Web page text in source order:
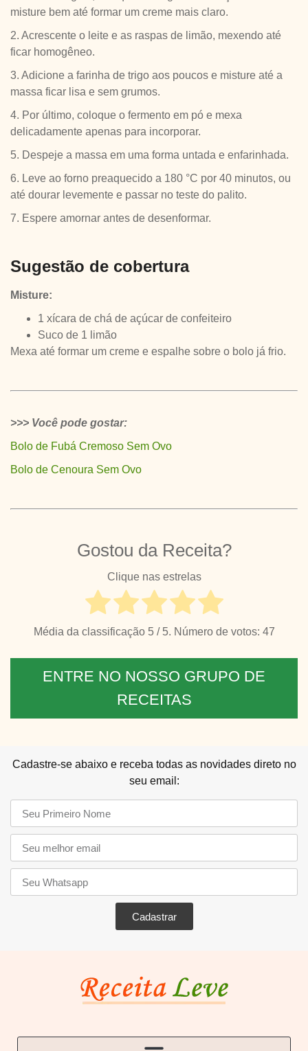
misture bem até formar um creme mais claro.
2. Acrescente o leite e as raspas de limão, mexendo até
ficar homogêneo.
3. Adicione a farinha de trigo aos poucos e misture até a
massa ficar lisa e sem grumos.
4. Por último, coloque o fermento em pó e mexa
delicadamente apenas para incorporar.
5. Despeje a massa em uma forma untada e enfarinhada.
6. Leve ao forno preaquecido a 180 °C por 40 minutos, ou
até dourar levemente e passar no teste do palito.
7. Espere amornar antes de desenformar.
Sugestão de cobertura
Misture:
1 xícara de chá de açúcar de confeiteiro
Suco de 1 limão
Mexa até formar um creme e espalhe sobre o bolo já frio.
>>> Você pode gostar:
Bolo de Fubá Cremoso Sem Ovo
Bolo de Cenoura Sem Ovo
Gostou da Receita?
Clique nas estrelas
Média da classificação 5/ 5. Número de votos: 47
ENTRE NO NOSSO GRUPO DE
RECEITAS
Cadastre-se abaixo e receba todas as novidades direto no
seu email:
Cadastrar